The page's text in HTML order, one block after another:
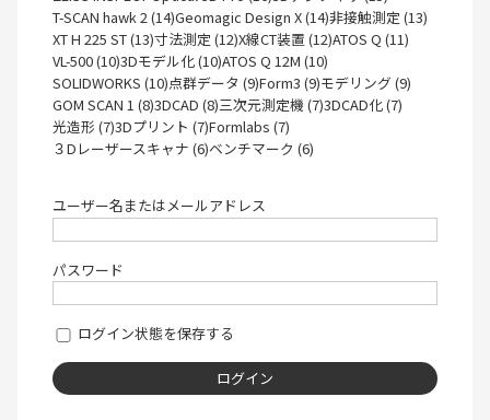
T-SCAN hawk 2 (14)Geomagic Design X (14)非接触測定 (13)
XT H 225 ST (13)寸法測定 (12)X線CT装置 (12)ATOS Q (11)
VL-500 (10)3Dモデル化 (10)ATOS Q 12M (10)
SOLIDWORKS (10)点群データ (9)Form3 (9)モデリング (9)
GOM SCAN 1 (8)3DCAD (8)三次元測定機 (7)3DCAD化 (7)
光造形 (7)3Dプリント (7)Formlabs (7)
３Dレーザースキャナ (6)ベンチマーク (6)
ユーザー名またはメールアドレス
パスワード
ログイン状態を保存する